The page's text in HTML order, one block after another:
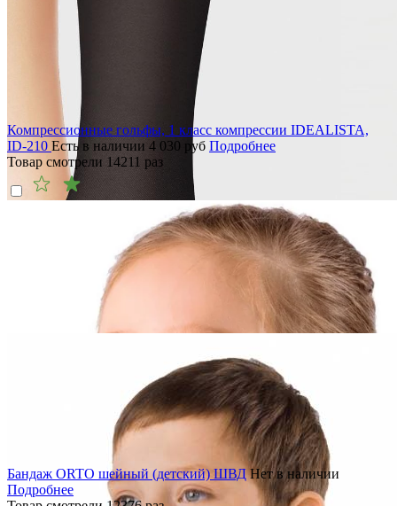
Компрессионные гольфы, 1 класс компрессии IDEALISTA,
ID-210 Есть в наличии 4 030 руб Подробнее
Товар смотрели 14211 раз
Бандаж ORTO шейный (детский) ШВД Нет в наличии
Подробнее